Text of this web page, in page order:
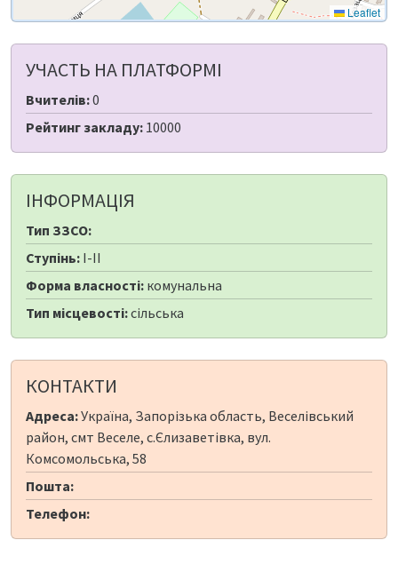
Leaflet
УЧАСТЬ НА ПЛАТФОРМІ
Вчителів:0
Рейтинг закладу: 10000
ІНФОРМАЦІЯ
Тип ЗЗСО:
Ступінь: I-II
Форма власності: комунальна
Тип місцевості:сільська
КОНТАКТИ
Адреса:Україна, Запорізька область, Веселівський
район, смт Веселе, с.Єлизаветівка, вул.
Комсомольська, 58
Пошта:
Телефон: